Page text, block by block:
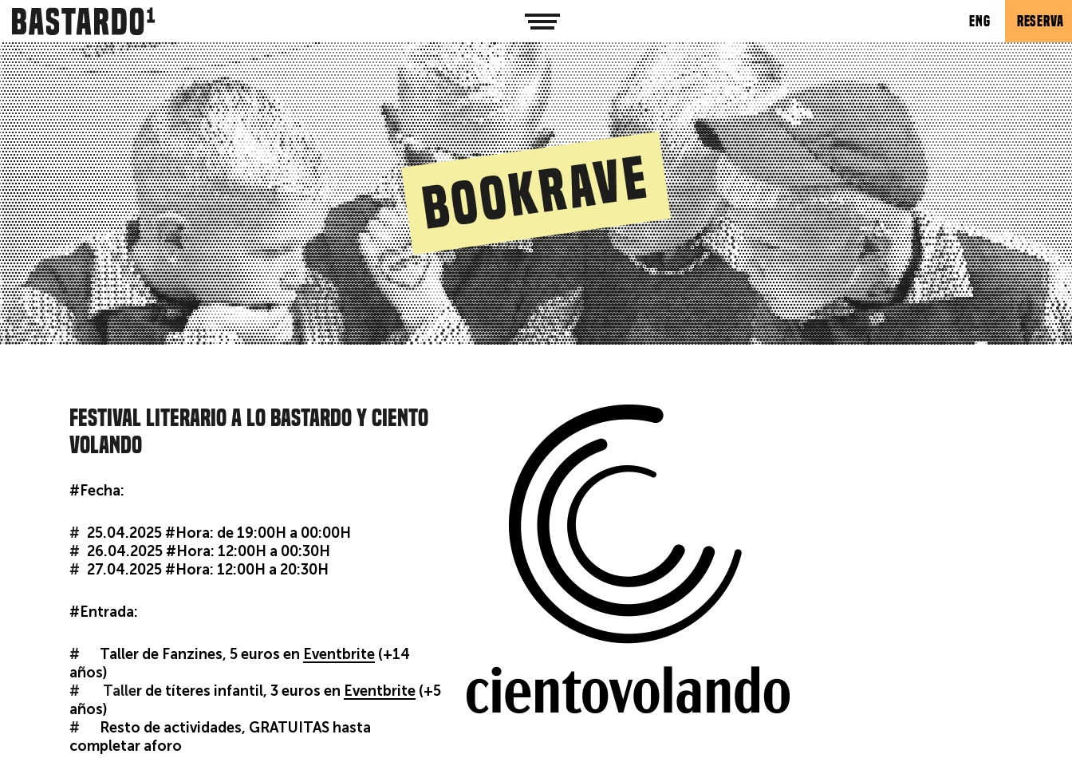
ENG RESERVA
BookRave
FESTIVAL LITERARIO A LO BASTARDO Y CIENTO
VOLANDO
#Fecha:
25.04.2025 #Hora: de 19:00H a 00:00H
26.04.2025 #Hora: 12:00H a 00:30H
27.04.2025 #Hora: 12:00H a 20:30H
#Entrada:
Taller de Fanzines, 5 euros en Eventbrite (+14
años)
Taller de títeres infantil, 3euros en Eventbrite (+5
años)
Resto de actividades, GRATUITAS hasta
completar aforo